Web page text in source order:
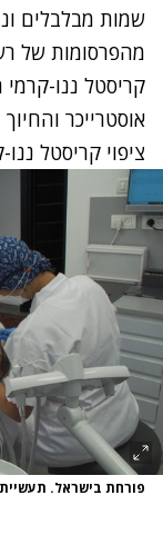
שמות מבלבלים
מהפרסומות של
קריסטל ננו-
אוסטרייכר
ציפוי קריסטל
פורחת בישראל. תעשיית